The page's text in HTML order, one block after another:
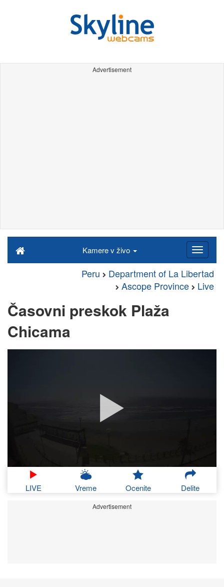
Advertisement
Kamere v živo
Peru
Department of La Libertad
Ascope Province
Live
Časovni preskok Plaža
Chicama
LIVE Vreme Ocenite Delite
Advertisement